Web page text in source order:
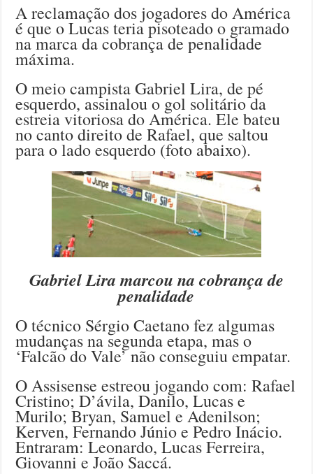
A reclamação dos jogadores do América
é que o Lucas teria pisoteado o gramado
na marca da cobrança de penalidade
máxima.
O meio campista Gabriel Lira, de pé
esquerdo, assinalou o gol solitário da
estreia vitoriosa do América. Ele bateu
no canto direito de Rafael, que saltou
para o lado esquerdo (foto abaixo).
Gabriel Lira marcou na cobrança de
penalidade
O técnico Sérgio Caetano fez algumas
mudanças na segunda etapa, mas o
‘Falcão do Vale’ não conseguiu empatar.
O Assisense estreou jogando com: Rafael
Cristino; D’ávila, Danilo, Lucas e
Murilo; Bryan, Samuel e Adenilson;
Kerven, Fernando Júnio e Pedro Inácio.
Entraram: Leonardo, Lucas Ferreira,
Giovanni e João Saccá.